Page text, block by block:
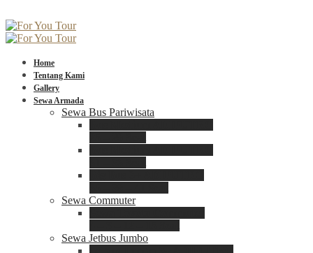
Home
Tentang Kami
Gallery
Sewa Armada
Sewa Bus Pariwisata
Sewa Commuter
Sewa Jetbus Jumbo